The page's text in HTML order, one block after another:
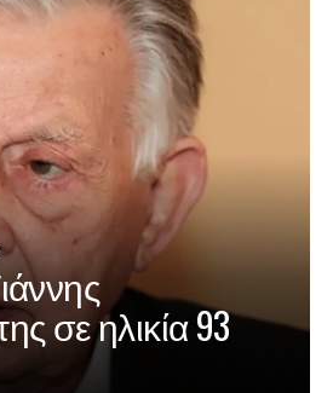
σε ηλικία 93